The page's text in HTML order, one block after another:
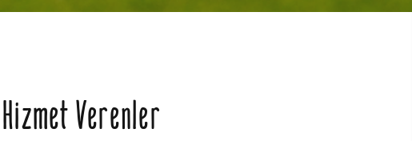
Hizmet Verenler